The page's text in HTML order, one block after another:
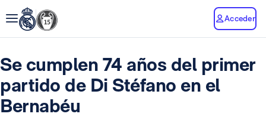
Acceder
Se cumplen 74 años del primer
partido de Di Stéfano en el
Bernabéu